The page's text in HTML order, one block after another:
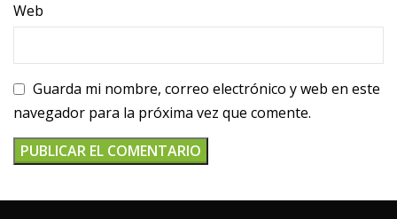
Web
Guarda mi nombre, correo electrónico y web en este
navegador para la próxima vez que comente.